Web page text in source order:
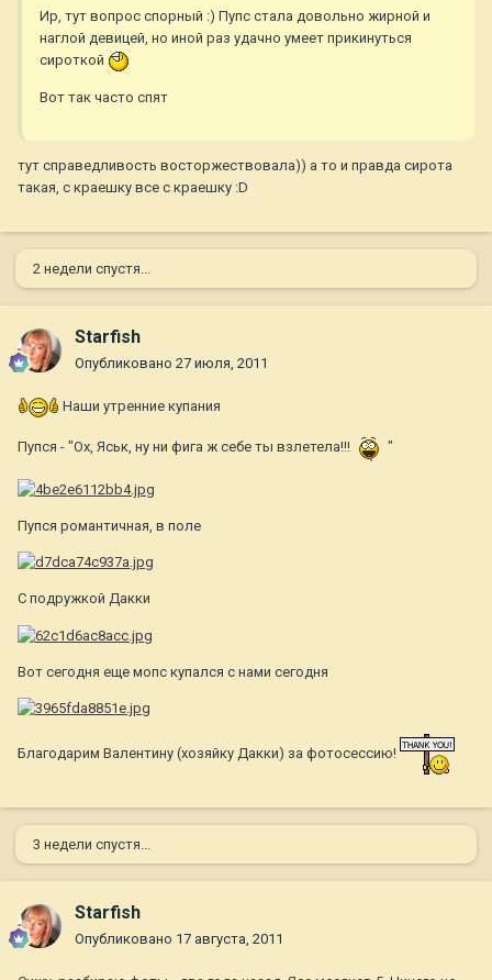
Ир, тут вопрос спорный :) Пупс стала довольно жирной и
наглой девицей, но иной раз удачно умеет прикинуться
сироткой
Вот так часто спят
тут справедливость восторжествовала)) а то и правда сирота
такая, с краешку все с краешку :D
2 недели спустя...
Starfish
Опубликовано 27 июля, 2011
Наши утренние купания
Пупся - "Ох, Яськ, ну ни фига ж себе ты взлетела!!! "
Пупся романтичная, в поле
С подружкой Дакки
Вот сегодня еще мопс купался с нами сегодня
Благодарим Валентину (хозяйку Дакки) за фотосессию!
3 недели спустя...
Starfish
Опубликовано 17 августа, 2011